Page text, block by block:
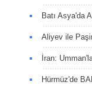
Batı Asya'da
Aliyev ile
İran:
Hürmüz'de